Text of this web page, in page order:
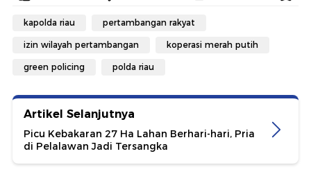
kapolda riau pertambangan rakyat
izin wilayah pertambangan koperasi merah putih
green policing polda riau
Artikel Selanjutnya
Picu Kebakaran 27 Ha Lahan Berhari-hari, Pria
di Pelalawan Jadi Tersangka